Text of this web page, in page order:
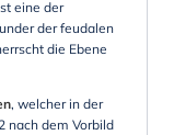
eine der
der feudalen
die Ebene
, welcher in der
nach dem Vorbild